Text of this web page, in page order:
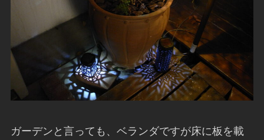
ガーデンと言っても、ベランダですが床に板を載